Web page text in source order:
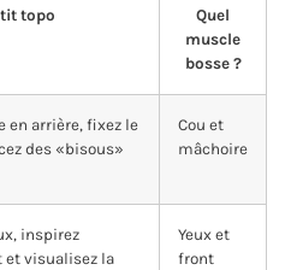
topo
Quel
muscle
bosse ?
en arrière, fixez le
des «bisous»
Cou et
mâchoire
inspirez
et visualisez la
Yeux et
front